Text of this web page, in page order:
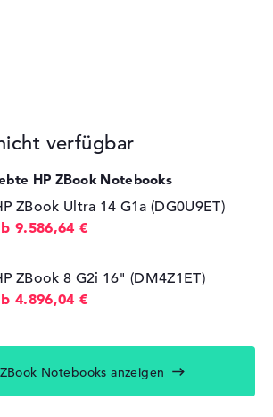
verfügbar
HP ZBook Notebooks
ZBook Ultra 14 G1a (DG0U9ET)
9.586,64 €
ZBook 8 G2i 16" (DM4Z1ET)
4.896,04 €
Notebooks anzeigen